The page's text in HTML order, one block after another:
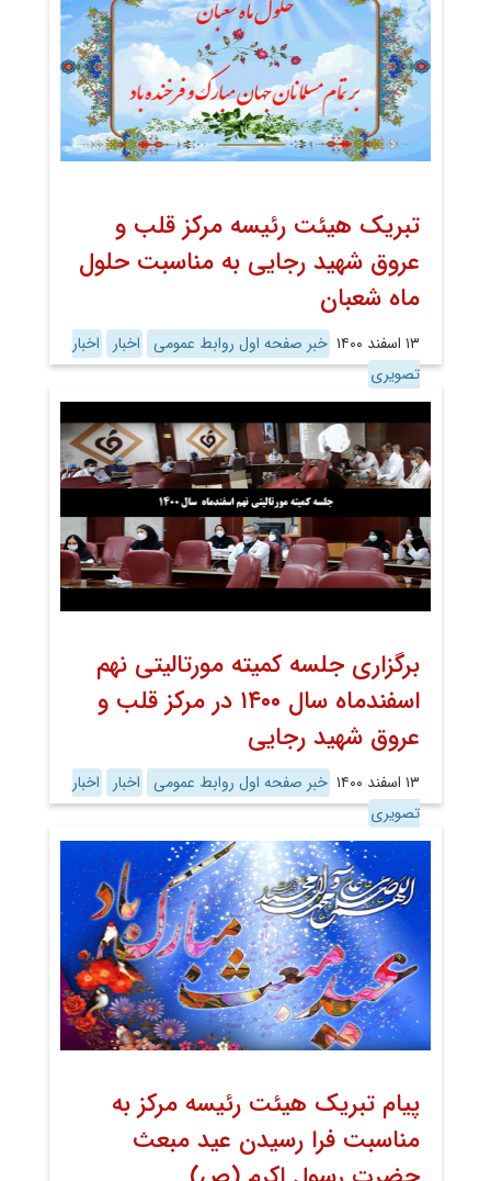
تبریک هیئت رئیسه مرکز قلب و
عروق شهید رجایی به مناسبت حلول
ماه شعبان
۱۳ اسفند ۱۴۰۰ خبر صفحه اول روابط عمومی اخبار
اخبار
تصویری
برگزاری جلسه کمیته مورتالیتی نهم
اسفندماه سال ۱۴۰۰ در مرکز قلب و
عروق شهید رجایی
۱۳ اسفند ۱۴۰۰ خبر صفحه اول روابط عمومی اخبار
اخبار
تصویری
پیام تبریک هیئت رئیسه مرکز به
مناسبت فرا رسیدن عید مبعث